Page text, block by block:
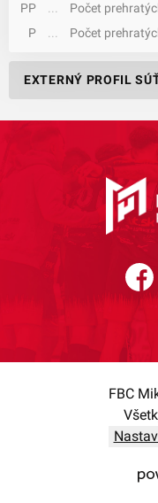
PP
Počet
P
Počet
EXTERNÝ PROFIL
FBC